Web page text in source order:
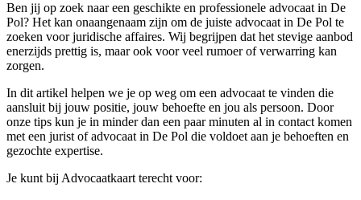
Ben jij op zoek naar een geschikte en professionele advocaat in De
Pol? Het kan onaangenaam zijn om de juiste advocaat in De Pol te
zoeken voor juridische affaires. Wij begrijpen dat het stevige aanbod
enerzijds prettig is, maar ook voor veel rumoer of verwarring kan
zorgen.
In dit artikel helpen we je op weg om een advocaat te vinden die
aansluit bij jouw positie, jouw behoefte en jou als persoon. Door
onze tips kun je in minder dan een paar minuten al in contact komen
met een jurist of advocaat in De Pol die voldoet aan je behoeften en
gezochte expertise.
Je kunt bij Advocaatkaart terecht voor: